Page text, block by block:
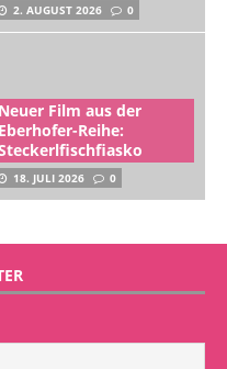
2. AUGUST 2026 0
Neuer Film aus der
Eberhofer-Reihe:
18. JULI 2026 0